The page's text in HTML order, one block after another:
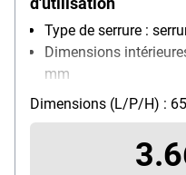
Type de serrure :
Dimensions
mm
Fixation : fixation au
Verrouillage : 3 Seiten
Dimensions (L/P/H) :